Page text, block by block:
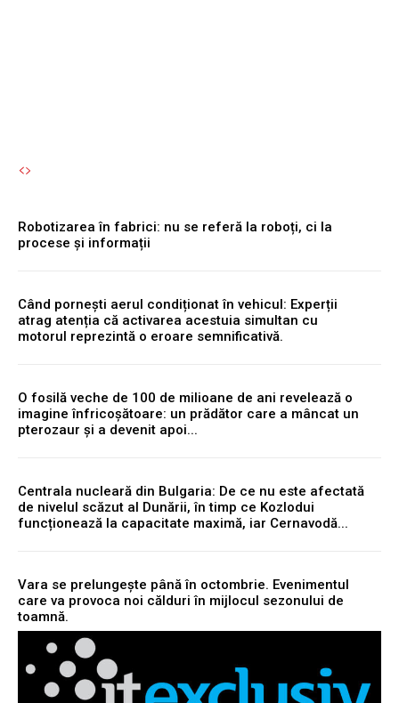
Robotizarea în fabrici: nu se referă la roboți, ci la
procese și informații
Când pornești aerul condiționat în vehicul: Experții
atrag atenția că activarea acestuia simultan cu
motorul reprezintă o eroare semnificativă.
O fosilă veche de 100 de milioane de ani revelează o
imagine înfricoșătoare: un prădător care a mâncat un
pterozaur și a devenit apoi...
Centrala nucleară din Bulgaria: De ce nu este afectată
de nivelul scăzut al Dunării, în timp ce Kozlodui
funcționează la capacitate maximă, iar Cernavodă...
Vara se prelungește până în octombrie. Evenimentul
care va provoca noi călduri în mijlocul sezonului de
toamnă.